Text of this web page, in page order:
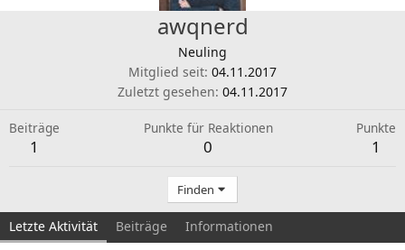
awqnerd
Neuling
Mitglied seit 04.11.2017
Zuletzt gesehen 04.11.2017
Beiträge
1
Punkte für Reaktionen
0
Punkte
1
Finden
Letzte Aktivität Beiträge Informationen